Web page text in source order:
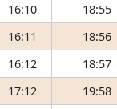
16:10 18:55
16:11 18:56
16:12 18:57
17:12 19:58